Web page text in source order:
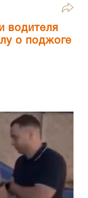
водителя
о поджоге